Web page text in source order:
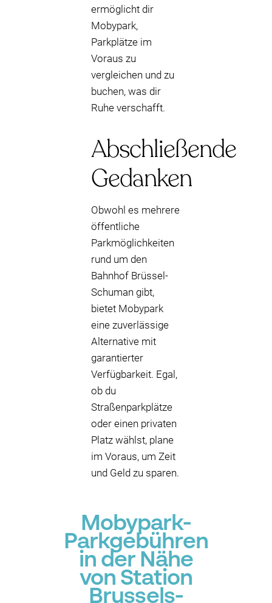
ermöglicht dir
Mobypark,
Parkplätze im
Voraus zu
vergleichen und zu
buchen, was dir
Ruhe verschafft.
Abschließende
Gedanken
Obwohl es mehrere
öffentliche
Parkmöglichkeiten
rund um den
Bahnhof Brüssel-
Schuman gibt,
bietet Mobypark
eine zuverlässige
Alternative mit
garantierter
Verfügbarkeit. Egal,
ob du
Straßenparkplätze
oder einen privaten
Platz wählst, plane
im Voraus, um Zeit
und Geld zu sparen.
Mobypark-
Parkgebühren
in der Nähe
von Station
Brussels-